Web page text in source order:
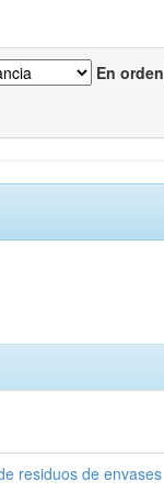
En orden
residuos de envases